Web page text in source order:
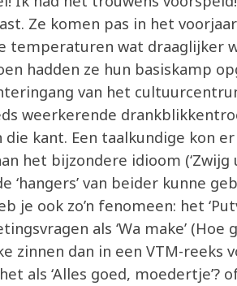
Ze komen pas in het
temperaturen wat draaglijker
hadden ze hun basiskamp
van het
weerkerende
die kant. Een taalkundige kon
het bijzondere idioom
‘hangers’ van beider kunne
je ook zo’n fenomeen: het
als ‘Wa make’ (Hoe
zinnen dan in een VTM-reeks
als ‘Alles goed, moedertje’?